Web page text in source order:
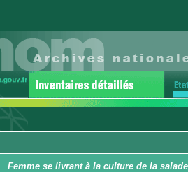
Femme se livrant à la culture de la